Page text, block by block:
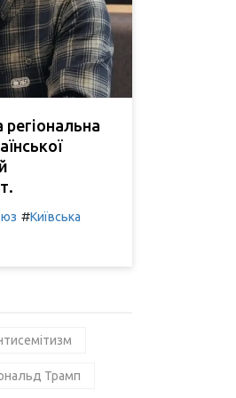
регіональна
#Київська
Трамп